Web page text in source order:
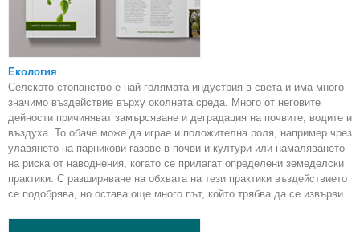
Екология
Селското стопанство е най-голямата индустрия в света и има много
значимо въздействие върху околната среда. Много от неговите
дейности причиняват замърсяване и деградация на почвите, водите и
въздуха. То обаче може да играе и положителна роля, например чрез
улавянето на парникови газове в почви и култури или намаляването
на риска от наводнения, когато се прилагат определени земеделски
практики. С разширяване на обхвата на тези практики въздействието
се подобрява, но остава още много път, който трябва да се извърви.